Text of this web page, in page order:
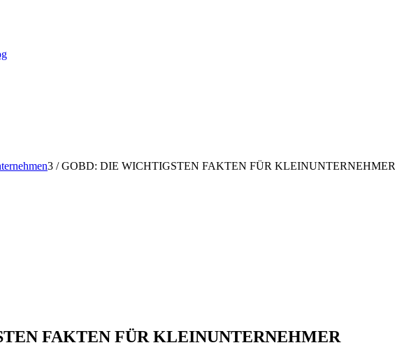
3 / GOBD: DIE WICHTIGSTEN FAKTEN FÜR KLEINUNTERNEHMER
FAKTEN FÜR KLEINUNTERNEHMER